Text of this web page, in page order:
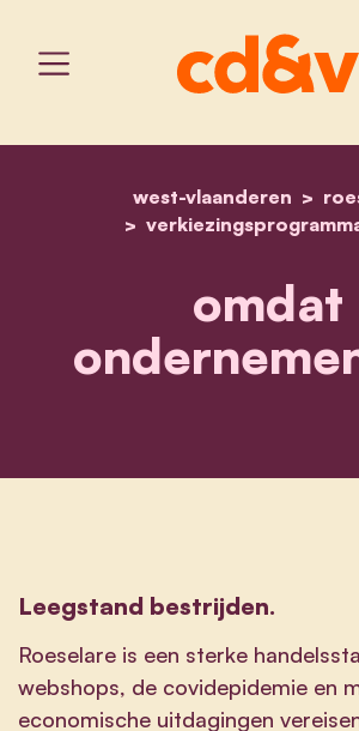
home
west-vlaanderen
omdat
Leegstand bestrijden.
Roeselare is een sterke
webshops, de covidepidemie en
economische uitdagingen